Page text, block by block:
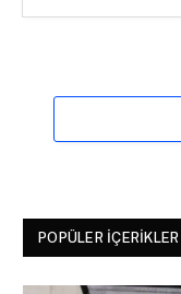
POPÜLER İÇERIKLER